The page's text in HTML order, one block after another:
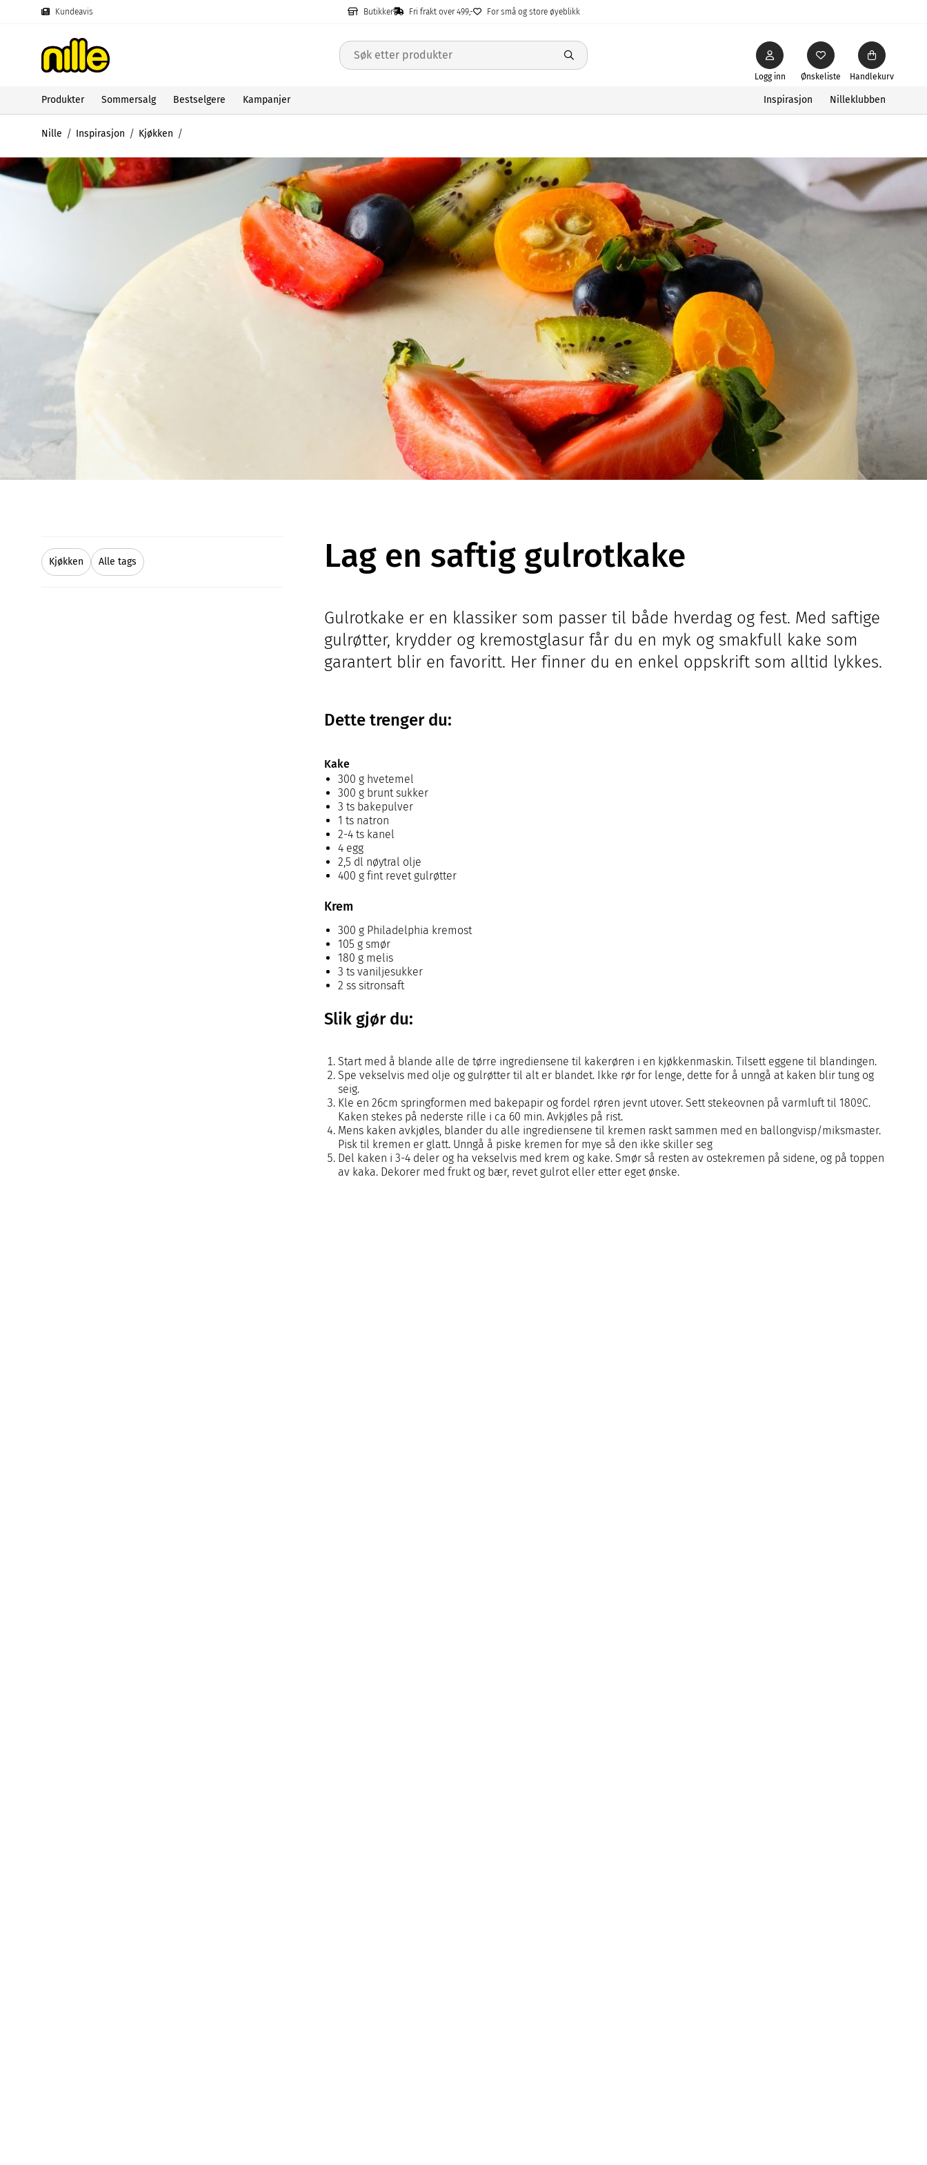
Kundeavis Butikker Fri frakt over 499,- For små og store øyeblikk
Ønskeliste
Logg inn Handlekurv
Produkter Sommersalg Bestselgere Kampanjer Inspirasjon Nilleklubben
Nille Inspirasjon Kjøkken
Kjøkken Alle tags Lag en saftig gulrotkake
Gulrotkake er en klassiker som passer til både hverdag og fest. Med saftige
gulrøtter, krydder og kremostglasur får du en myk og smakfull kake som
garantert blir en favoritt. Her finner du en enkel oppskrift som alltid lykkes.
Dette trenger du:
Kake
300 g hvetemel
300 g brunt sukker
3 ts bakepulver
1 ts natron
2-4 ts kanel
4 egg
2,5 dl nøytral olje
400 g fint revet gulrøtter
Krem
300 g Philadelphia kremost
105 g smør
180 g melis
3 ts vaniljesukker
2 ss sitronsaft
Slik gjør du:
Start med å blande alle de tørre ingrediensene til kakerøren i en kjøkkenmaskin. Tilsett eggene til blandingen.
Spe vekselvis med olje og gulrøtter til alt er blandet. Ikke rør for lenge, dette for å unngå at kaken blir tung og
seig.
Kle en 26cm springformen med bakepapir og fordel røren jevnt utover. Sett stekeovnen på varmluft til 180ºC.
Kaken stekes på nederste rille i ca 60 min. Avkjøles på rist.
Mens kaken avkjøles, blander du alle ingrediensene til kremen raskt sammen med en ballongvisp/miksmaster.
Pisk til kremen er glatt. Unngå å piske kremen for mye så den ikke skiller seg
Del kaken i 3-4 deler og ha vekselvis med krem og kake. Smør så resten av ostekremen på sidene, og på toppen
av kaka. Dekorer med frukt og bær, revet gulrot eller etter eget ønske.